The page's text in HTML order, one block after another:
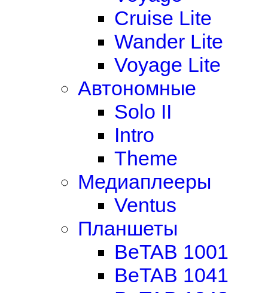
Cruise Lite
Wander Lite
Voyage Lite
Автономные
Solo II
Intro
Theme
Медиаплееры
Ventus
Планшеты
BeTAB 1001
BeTAB 1041